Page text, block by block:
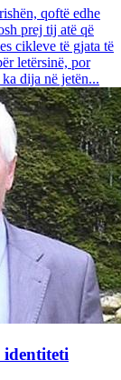
qoftë edhe
prej tij atë që
cikleve të gjata të
letërsinë, por
dija në jetën...